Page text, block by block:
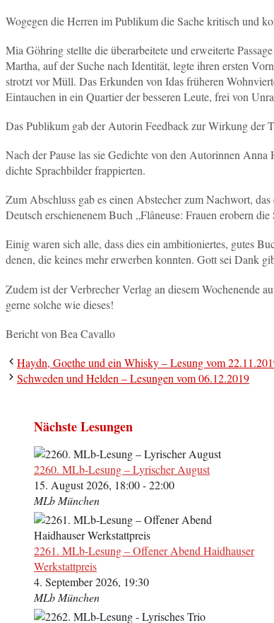
Wogegen die Herren im Publikum die Sache kritisch und
Mia Göhring stellte die überarbeitete und erweiterte
Martha, auf der Suche nach Identität, legte ihren ersten
strotzt vor Müll. Das Erkunden von Idas früheren
Eintauchen in ein Quartier der besseren Leute, frei von
Das Publikum gab der Autorin Feedback zur Wirkung der
Nach der Pause las sie Gedichte von den Autorinnen
dichte Sprachbilder frappierten.
Zum Abschluss gab es einen Abstecher zum Nachwort,
Deutsch erschienenem Buch „Flâneuse: Frauen erobern
Einig waren sich alle, dass dies ein ambitioniertes, gutes
denen, die keines mehr erwerben konnten. Gott sei Dank
Zudem ist der Verbrecher Verlag an diesem Wochenende
gerne solche wie dieses!
Bericht von Bea Cavallo
Haydn, Goethe und ein Whisky – Lesung vom
Schweden und Helden – Lesungen vom 06.12.2019
Nächste Lesungen
2260. MLb-Lesung – Lyrischer August
15. August 2026, 18:00 - 22:00
MLb München
2261. MLb-Lesung – Offener Abend Haidhauser
Werkstattpreis
4. September 2026, 19:30
MLb München